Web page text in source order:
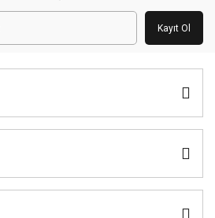
Kayıt Ol